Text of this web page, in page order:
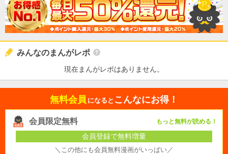
みんなのまんがレポ
現在まんがレポはありません。
無料会員 になると こんなにお得！
会員限定無料 もっと無料が読める！
会員登録で無料増量
＼この他にも会員無料漫画がいっぱい／